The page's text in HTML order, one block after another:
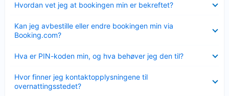
Hvordan vet jeg at bookingen min er bekreftet?
mindre
Kan jeg avbestille eller endre bookingen min via
Booking.com?
mindre
Hva er PIN-koden min, og hva behøver jeg den til?
mindre
Hvor finner jeg kontaktopplysningene til
overnattingsstedet?
mindre